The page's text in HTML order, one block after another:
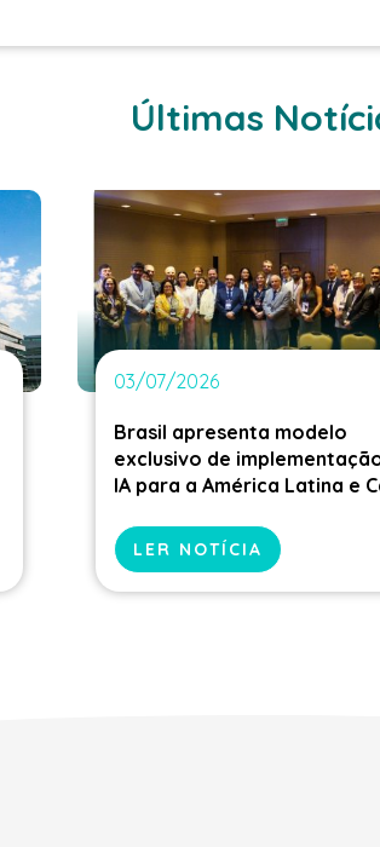
Últimas
03/07/2026
Brasil apresenta modelo
exclusivo de
IA para a América Latina e
Executivo do CLARCIEV
LER NOTÍCIA